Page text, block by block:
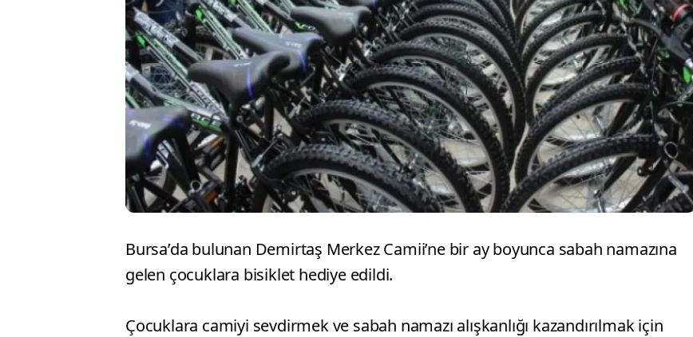
Bursa’da bulunan Demirtaş Merkez Camii’ne bir ay boyunca sabah namazına
gelen çocuklara bisiklet hediye edildi.
Çocuklara camiyi sevdirmek ve sabah namazı alışkanlığı kazandırılmak için